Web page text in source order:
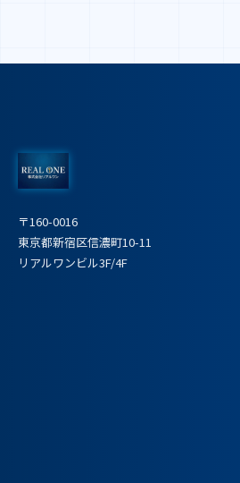
〒160-0016
東京都新宿区信濃町10-11
リアルワンビル3F/4F